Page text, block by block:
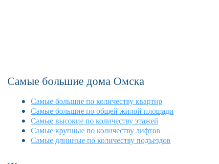
Самые большие дома Омска
Самые большие по количеству квартир
Самые большие по общей жилой площади
Самые высокие по количеству этажей
Самые крупные по количеству лифтов
Самые длинные по количеству подъездов